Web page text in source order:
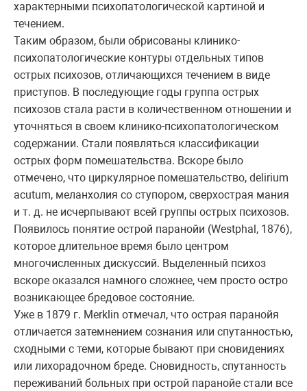
характерными психопатологической картиной и
течением.
Таким образом, были обрисованы клинико-
психопатологические контуры отдельных типов
острых психозов, отличающихся течением в виде
приступов. В последующие годы группа острых
психозов стала расти в количественном отношении и
уточняться в своем клинико-психопатологическом
содержании. Стали появляться классификации
острых форм помешательства. Вскоре было
отмечено, что циркулярное помешательство, delirium
acutum, меланхолия со ступором, сверхострая мания
и т. д. не исчерпывают всей группы острых психозов.
Появилось понятие острой паранойи (Westphal, 1876),
которое длительное время было центром
многочисленных дискуссий. Выделенный психоз
вскоре оказался намного сложнее, чем просто остро
возникающее бредовое состояние.
Уже в 1879 г. Merklin отмечал, что острая паранойя
отличается затемнением сознания или спутанностью,
сходными с теми, которые бывают при сновидениях
или лихорадочном бреде. Сновидность, спутанность
переживаний больных при острой паранойе стали все